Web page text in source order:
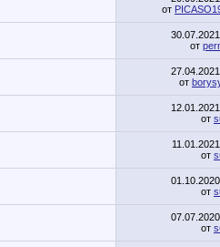
от
30.07.2021
от
27.04.2021
от
12.01.2021
от
11.01.2021
от
01.10.2020
от
07.07.2020
от